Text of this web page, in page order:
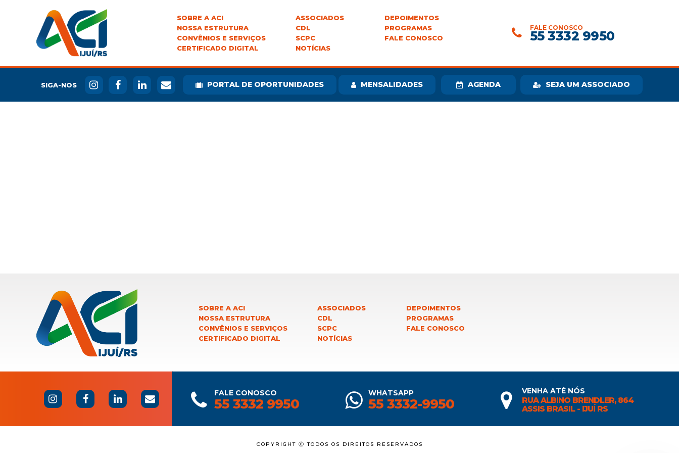
SOBRE A ACI
NOSSA ESTRUTURA
CONVÊNIOS E SERVIÇOS
CERTIFICADO DIGITAL
ASSOCIADOS
CDL
SCPC
NOTÍCIAS
DEPOIMENTOS
PROGRAMAS
FALE CONOSCO
FALE CONOSCO
55 3332 9950
SIGA-NOS PORTAL DE OPORTUNIDADES MENSALIDADES AGENDA SEJA UM ASSOCIADO
SOBRE A ACI
NOSSA ESTRUTURA
CONVÊNIOS E SERVIÇOS
CERTIFICADO DIGITAL
ASSOCIADOS
CDL
SCPC
NOTÍCIAS
DEPOIMENTOS
PROGRAMAS
FALE CONOSCO
FALE CONOSCO
55 3332 9950
WHATSAPP
55 3332-9950
VENHA ATÉ NÓS
RUA ALBINO BRENDLER, 864
ASSIS BRASIL - IJUÍ RS
COPYRIGHT Ⓒ TODOS OS DIREITOS RESERVADOS